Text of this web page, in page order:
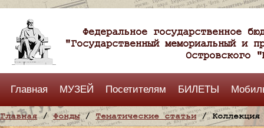
Федеральное государственное
"Государственный мемориальный и
Островского
Главная МУЗЕЙ Посетителям БИЛЕТЫ
Главная/Фонды/ Тематические статьи/ Коллекция